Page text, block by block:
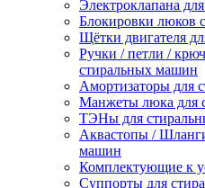
Электроклапана
Блокировки люков
Щётки двигателя
Ручки / петли /
стиральных машин
Амортизаторы для
Манжеты люка для
ТЭНы для
Аквастопы /
машин
Комплектующие к
Суппорты для